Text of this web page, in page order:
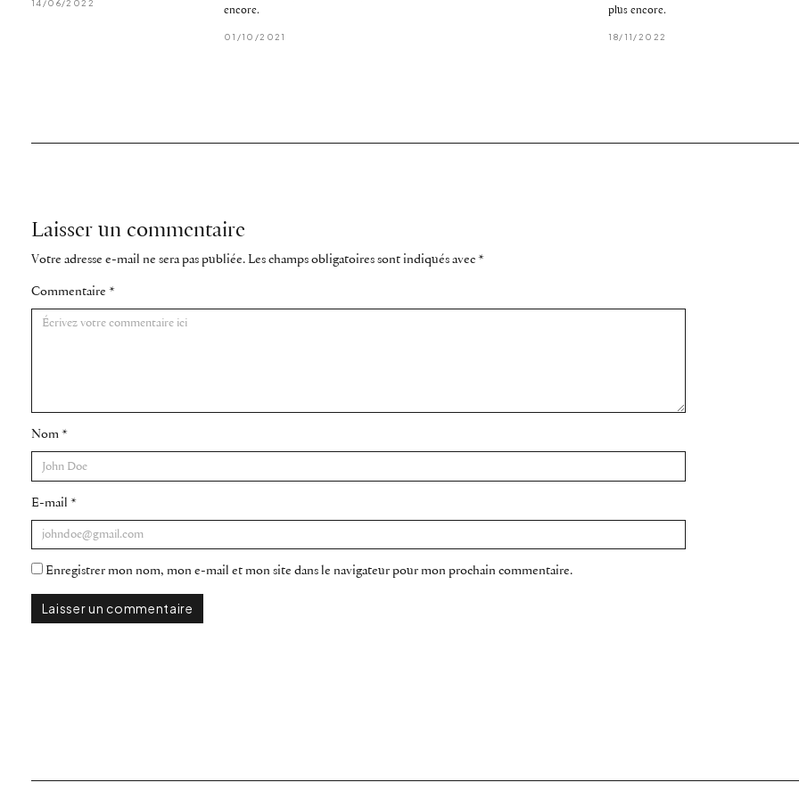
14/06/2022
encore.
01/10/2021
plus encore.
18/11/2022
Laisser un commentaire
Votre adresse e-mail ne sera pas publiée. Les champs obligatoires sont indiqués avec *
Commentaire *
Nom *
E-mail *
Enregistrer mon nom, mon e-mail et mon site dans le navigateur pour mon prochain commentaire.